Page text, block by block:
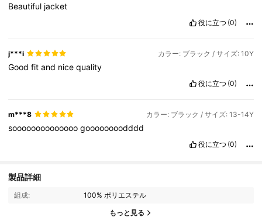
Beautiful jacket
役に立つ (0)
j***i カラー: ブラック / サイズ: 10Y
Goodfitand nicequality
役に立つ (0)
m***8 カラー: ブラック / サイズ: 13-14Y
soooooooooooooogoooooooodddd
役に立つ (0)
製品詳細
組成: 100% ポリエステル
もっと見る
810K フォロワー